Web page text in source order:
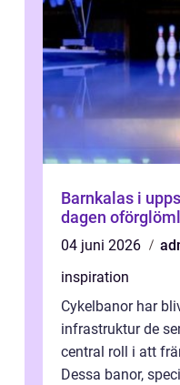
Barnkalas i uppsala aktiviteter
dagen
04 juni 2026
inspiration
Cykelbanor har
infrastruktur de
central roll i att
Dessa banor,